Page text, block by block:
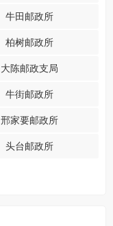
牛田邮政所
柏树邮政所
大陈邮政支局
牛街邮政所
邢家要邮政所
头台邮政所